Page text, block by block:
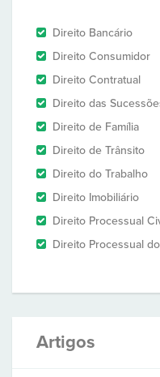
Direito Bancário
Direito Consumidor
Direito Contratual
Direito das
Direito de Família
Direito de Trânsito
Direito do Trabalho
Direito Imobiliário
Direito Processual
Direito Processual
Artigos